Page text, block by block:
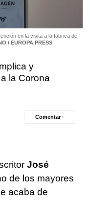
en la visita a la fábrica de
/ EUROPA PRESS
y
la Corona
Comentar ·
José
de los mayores
acaba de